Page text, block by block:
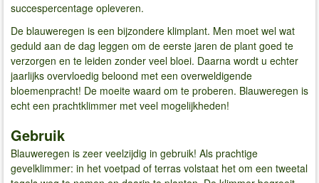
succespercentage opleveren.
De blauweregen is een bijzondere klimplant. Men moet wel wat
geduld aan de dag leggen om de eerste jaren de plant goed te
verzorgen en te leiden zonder veel bloei. Daarna wordt u echter
jaarlijks overvloedig beloond met een overweldigende
bloemenpracht! De moeite waard om te proberen. Blauweregen is
echt een prachtklimmer met veel mogelijkheden!
Gebruik
Blauweregen is zeer veelzijdig in gebruik! Als prachtige
gevelklimmer: in het voetpad of terras volstaat het om een tweetal